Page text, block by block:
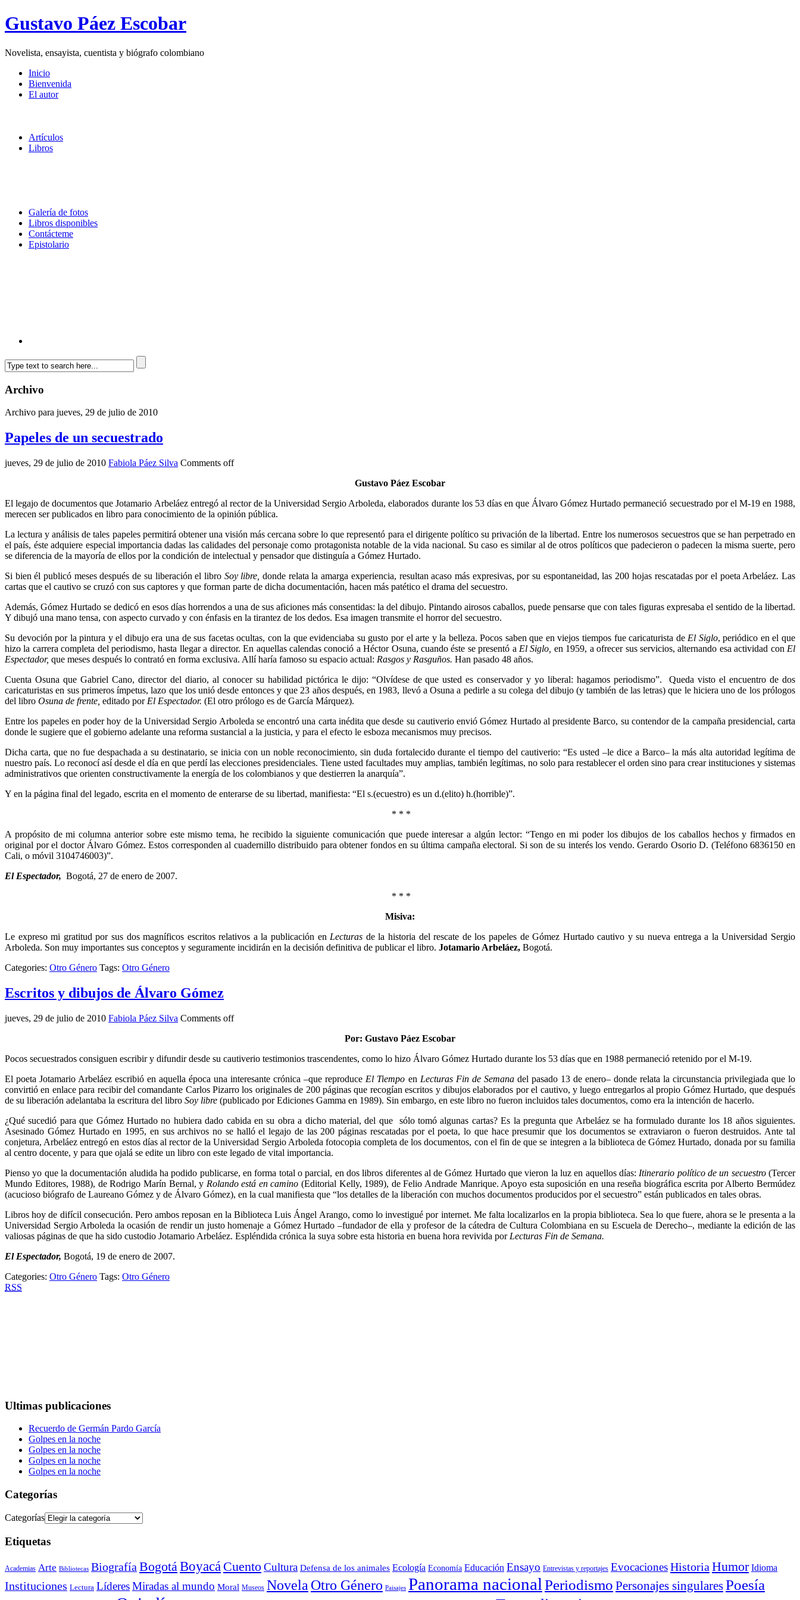
Gustavo Páez Escobar
Novelista, ensayista, cuentista y biógrafo colombiano
Inicio
Bienvenida
El autor
Artículos
Libros
Galería de fotos
Libros disponibles
Contácteme
Epistolario
Archivo
Archivo para jueves, 29 de julio de 2010
Papeles de un secuestrado
jueves, 29 de julio de 2010 Fabiola Páez Silva Comments off
Gustavo Páez Escobar
El legajo de documentos que Jotamario Arbeláez entregó al rector de la Universidad Sergio Arboleda, elaborados durante los 53 días en que Álvaro Gómez Hurtado permaneció secuestrado por el M-19 en 1988,
merecen ser publicados en libro para conocimiento de la opinión pública.
La lectura y análisis de tales papeles permitirá obtener una visión más cercana sobre lo que representó para el dirigente político su privación de la libertad. Entre los numerosos secuestros que se han perpetrado en
el país, éste adquiere especial importancia dadas las calidades del personaje como protagonista notable de la vida nacional. Su caso es similar al de otros políticos que padecieron o padecen la misma suerte, pero
se diferencia de la mayoría de ellos por la condición de intelectual y pensador que distinguía a Gómez Hurtado.
Si bien él publicó meses después de su liberación el libro Soy libre,donde relata la amarga experiencia, resultan acaso más expresivas, por su espontaneidad, las 200 hojas rescatadas por el poeta Arbeláez. Las
cartas que el cautivo se cruzó con sus captores y que forman parte de dicha documentación, hacen más patético el drama del secuestro.
Además, Gómez Hurtado se dedicó en esos días horrendos a una de sus aficiones más consentidas: la del dibujo. Pintando airosos caballos, puede pensarse que con tales figuras expresaba el sentido de la libertad.
Y dibujó una mano tensa, con aspecto curvado y con énfasis en la tirantez de los dedos. Esa imagen transmite el horror del secuestro.
Su devoción por la pintura y el dibujo era una de sus facetas ocultas, con la que evidenciaba su gusto por el arte y la belleza. Pocos saben que en viejos tiempos fue caricaturista de El Siglo, periódico en el que
hizo la carrera completa del periodismo, hasta llegar a director. En aquellas calendas conoció a Héctor Osuna, cuando éste se presentó a El Siglo, en 1959, a ofrecer sus servicios, alternando esa actividad con El
Espectador, que meses después lo contrató en forma exclusiva. Allí haría famoso su espacio actual: Rasgos y Rasguños. Han pasado 48 años.
Cuenta Osuna que Gabriel Cano, director del diario, al conocer su habilidad pictórica le dijo: “Olvídese de que usted es conservador y yo liberal: hagamos periodismo”. Queda visto el encuentro de dos
caricaturistas en sus primeros ímpetus, lazo que los unió desde entonces y que 23 años después, en 1983, llevó a Osuna a pedirle a su colega del dibujo (y también de las letras) que le hiciera uno de los prólogos
del libro Osuna de frente, editado por El Espectador. (El otro prólogo es de García Márquez).
Entre los papeles en poder hoy de la Universidad Sergio Arboleda se encontró una carta inédita que desde su cautiverio envió Gómez Hurtado al presidente Barco, su contendor de la campaña presidencial, carta
donde le sugiere que el gobierno adelante una reforma sustancial a la justicia, y para el efecto le esboza mecanismos muy precisos.
Dicha carta, que no fue despachada a su destinatario, se inicia con un noble reconocimiento, sin duda fortalecido durante el tiempo del cautiverio: “Es usted –le dice a Barco– la más alta autoridad legítima de
nuestro país. Lo reconocí así desde el día en que perdí las elecciones presidenciales. Tiene usted facultades muy amplias, también legítimas, no solo para restablecer el orden sino para crear instituciones y sistemas
administrativos que orienten constructivamente la energía de los colombianos y que destierren la anarquía”.
Y en la página final del legado, escrita en el momento de enterarse de su libertad, manifiesta: “El s.(ecuestro) es un d.(elito) h.(horrible)”.
* * *
A propósito de mi columna anterior sobre este mismo tema, he recibido la siguiente comunicación que puede interesar a algún lector: “Tengo en mi poder los dibujos de los caballos hechos y firmados en
original por el doctor Álvaro Gómez. Estos corresponden al cuadernillo distribuido para obtener fondos en su última campaña electoral. Si son de su interés los vendo. Gerardo Osorio D. (Teléfono 6836150 en
Cali, o móvil 3104746003)”.
El Espectador, Bogotá, 27 de enero de 2007.
* * *
Misiva:
Le expreso mi gratitud por sus dos magníficos escritos relativos a la publicación en Lecturas de la historia del rescate de los papeles de Gómez Hurtado cautivo y su nueva entrega a la Universidad Sergio
Arboleda. Son muy importantes sus conceptos y seguramente incidirán en la decisión definitiva de publicar el libro. Jotamario Arbeláez, Bogotá.
Categories: Otro Género Tags: Otro Género
Escritos y dibujos de Álvaro Gómez
jueves, 29 de julio de 2010 Fabiola Páez Silva Comments off
Por: Gustavo Páez Escobar
Pocos secuestrados consiguen escribir y difundir desde su cautiverio testimonios trascendentes, como lo hizo Álvaro Gómez Hurtado durante los 53 días que en 1988 permaneció retenido por el M-19.
El poeta Jotamario Arbeláez escribió en aquella época una interesante crónica –que reproduce El Tiempo en Lecturas Fin de Semanadel pasado 13 de enero– donde relata la circunstancia privilegiada que lo
convirtió en enlace para recibir del comandante Carlos Pizarro los originales de 200 páginas que recogían escritos y dibujos elaborados por el cautivo, y luego entregarlos al propio Gómez Hurtado, que después
de su liberación adelantaba la escritura del libro Soy libre (publicado por Ediciones Gamma en 1989). Sin embargo, en este libro no fueron incluidos tales documentos, como era la intención de hacerlo.
¿Qué sucedió para que Gómez Hurtado no hubiera dado cabida en su obra a dicho material, del que sólo tomó algunas cartas? Es la pregunta que Arbeláez se ha formulado durante los 18 años siguientes.
Asesinado Gómez Hurtado en 1995, en sus archivos no se halló el legajo de las 200 páginas rescatadas por el poeta, lo que hace presumir que los documentos se extraviaron o fueron destruidos. Ante tal
conjetura, Arbeláez entregó en estos días al rector de la Universidad Sergio Arboleda fotocopia completa de los documentos, con el fin de que se integren a la biblioteca de Gómez Hurtado, donada por su familia
al centro docente, y para que ojalá se edite un libro con este legado de vital importancia.
Pienso yo que la documentación aludida ha podido publicarse, en forma total o parcial, en dos libros diferentes al de Gómez Hurtado que vieron la luz en aquellos días: Itinerario político de un secuestro(Tercer
Mundo Editores, 1988), de Rodrigo Marín Bernal, y Rolando está en camino (Editorial Kelly, 1989), de Felio Andrade Manrique. Apoyo esta suposición en una reseña biográfica escrita por Alberto Bermúdez
(acucioso biógrafo de Laureano Gómez y de Álvaro Gómez), en la cual manifiesta que “los detalles de la liberación con muchos documentos producidos por el secuestro” están publicados en tales obras.
Libros hoy de difícil consecución. Pero ambos reposan en la Biblioteca Luis Ángel Arango, como lo investigué por internet. Me falta localizarlos en la propia biblioteca. Sea lo que fuere, ahora se le presenta a la
Universidad Sergio Arboleda la ocasión de rendir un justo homenaje a Gómez Hurtado –fundador de ella y profesor de la cátedra de Cultura Colombiana en su Escuela de Derecho–, mediante la edición de las
valiosas páginas de que ha sido custodio Jotamario Arbeláez. Espléndida crónica la suya sobre esta historia en buena hora revivida por Lecturas Fin de Semana.
El Espectador, Bogotá, 19 de enero de 2007.
Categories: Otro Género Tags: Otro Género
RSS
Ultimas publicaciones
Recuerdo de Germán Pardo García
Golpes en la noche
Golpes en la noche
Golpes en la noche
Golpes en la noche
Categorías
Categorías
Etiquetas
Academias Arte Bibliotecas Biografía BogotáBoyacá CuentoCultura Defensa de los animales Ecología Economía Educación Ensayo Entrevistas y reportajes EvocacionesHistoria Humor Idioma
Instituciones Lectura LíderesMiradas al mundo Moral Museos NovelaOtro Género Paisajes Panorama nacional Periodismo Personajes singularesPoesía